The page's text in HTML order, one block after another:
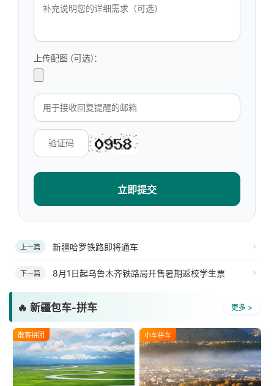
上传配图 (可选)：
立即提交
上一篇 新疆哈罗铁路即将通车
下一篇 8月1日起乌鲁木齐铁路局开售暑期返校学生票
🔥 新疆包车-拼车 更多 >
散客拼团 小车拼车